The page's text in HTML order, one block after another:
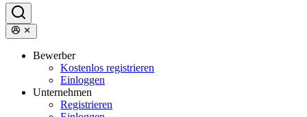
Bewerber
Kostenlos registrieren
Einloggen
Unternehmen
Registrieren